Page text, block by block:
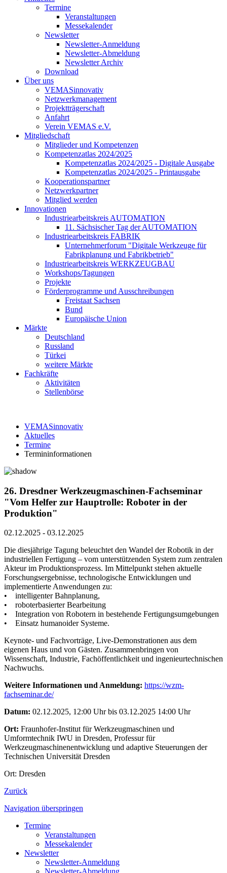
Termine
Veranstaltungen
Messekalender
Newsletter
Newsletter-Anmeldung
Newsletter-Abmeldung
Newsletter Archiv
Download
Über uns
VEMASinnovativ
Netzwerkmanagement
Projektträgerschaft
Anfahrt
Verein VEMAS e.V.
Mitgliedschaft
Mitglieder und Kompetenzen
Kompetenzatlas 2024/2025
Kompetenzatlas 2024/2025 - Digitale Ausgabe
Kompetenzatlas 2024/2025 - Printausgabe
Kooperationspartner
Netzwerkpartner
Mitglied werden
Innovationen
Industriearbeitskreis AUTOMATION
11. Sächsischer Tag der AUTOMATION
Industriearbeitskreis FABRIK
Unternehmerforum "Digitale Werkzeuge für
Fabrikplanung und Fabrikbetrieb"
Industriearbeitskreis WERKZEUGBAU
Workshops/Tagungen
Projekte
Förderprogramme und Ausschreibungen
Freistaat Sachsen
Bund
Europäische Union
Märkte
Deutschland
Russland
Türkei
weitere Märkte
Fachkräfte
Aktivitäten
Stellenbörse
VEMASinnovativ
Aktuelles
Termine
Termininformationen
26. Dresdner Werkzeugmaschinen-Fachseminar
"Vom Helfer zur Hauptrolle: Roboter in der
Produktion"
02.12.2025 - 03.12.2025
Die diesjährige Tagung beleuchtet den Wandel der Robotik in der
industriellen Fertigung – vom unterstützenden System zum zentralen
Akteur im Produktionsprozess. Im Mittelpunkt stehen aktuelle
Forschungsergebnisse, technologische Entwicklungen und
implementierte Anwendungen zu:
• intelligenter Bahnplanung,
• roboterbasierter Bearbeitung
• Integration von Robotern in bestehende Fertigungsumgebungen
• Einsatz humanoider Systeme.
Keynote- und Fachvorträge, Live-Demonstrationen aus dem
eigenen Haus und von Gästen. Zusammenbringen von
Wissenschaft, Industrie, Fachöffentlichkeit und ingenieurtechnischen
Nachwuchs.
Weitere Informationen und Anmeldung: https://wzm-
fachseminar.de/
Datum: 02.12.2025, 12:00 Uhr bis 03.12.2025 14:00 Uhr
Ort: Fraunhofer-Institut für Werkzeugmaschinen und
Umformtechnik IWU in Dresden, Professur für
Werkzeugmaschinenentwicklung und adaptive Steuerungen der
Technischen Universität Dresden
Ort: Dresden
Zurück
Navigation überspringen
Termine
Veranstaltungen
Messekalender
Newsletter
Newsletter-Anmeldung